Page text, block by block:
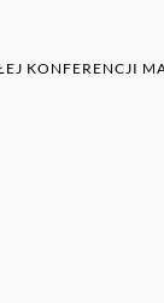
KONFERENCJI